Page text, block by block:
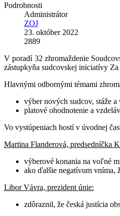
Podrobnosti
Administrátor
ZOJ
23. október 2022
2889
V poradí 32 zhromaždenie
zástupkyňa sudcovskej iniciatívy
Hlavnými odbornými témami
výber nových sudcov, stáže
platové ohodnotenie a
Vo vystúpeniach hostí v úvodnej
Martina Flanderová, predsedníčka
výberové konania na voľné
ako ďalšie negatívum vníma,
Libor Vávra, prezident únie:
zdôraznil, že česká justícia